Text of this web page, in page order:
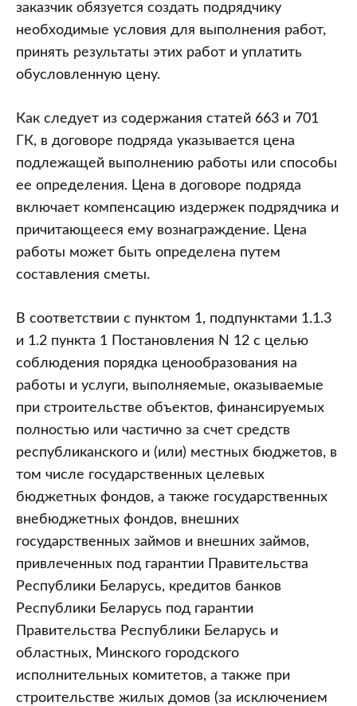
заказчик обязуется создать подрядчику
необходимые условия для выполнения работ,
принять результаты этих работ и уплатить
обусловленную цену.
Как следует из содержания статей 663 и 701
ГК, в договоре подряда указывается цена
подлежащей выполнению работы или способы
ее определения. Цена в договоре подряда
включает компенсацию издержек подрядчика и
причитающееся ему вознаграждение. Цена
работы может быть определена путем
составления сметы.
В соответствии с пунктом 1, подпунктами 1.1.3
и 1.2 пункта 1 Постановления N 12 с целью
соблюдения порядка ценообразования на
работы и услуги, выполняемые, оказываемые
при строительстве объектов, финансируемых
полностью или частично за счет средств
республиканского и (или) местных бюджетов, в
том числе государственных целевых
бюджетных фондов, а также государственных
внебюджетных фондов, внешних
государственных займов и внешних займов,
привлеченных под гарантии Правительства
Республики Беларусь, кредитов банков
Республики Беларусь под гарантии
Правительства Республики Беларусь и
областных, Минского городского
исполнительных комитетов, а также при
строительстве жилых домов (за исключением